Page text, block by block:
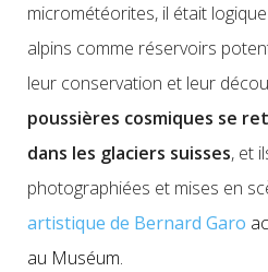
micrométéorites, il était
alpins comme réservoirs
leur conservation et leur
poussières cosmiques se
dans les glaciers suisses, et
photographiées et mises en
artistique de Bernard Garo
au Muséum.